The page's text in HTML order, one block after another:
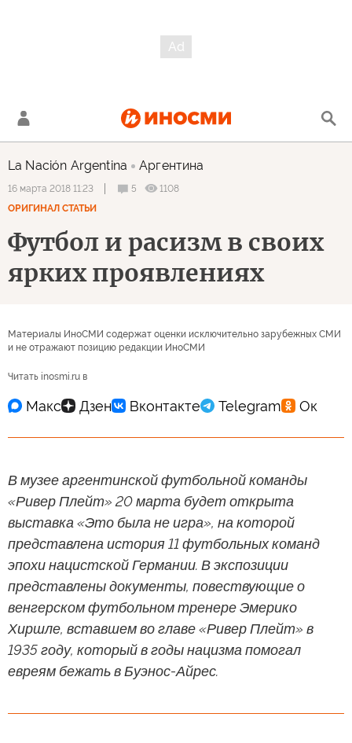
La Nación Argentina Аргентина
16 марта 2018 11:23 5
1108
ОРИГИНАЛ СТАТЬИ
Футбол и расизм в своих
ярких проявлениях
Материалы ИноСМИ содержат оценки исключительно зарубежных СМИ
и не отражают позицию редакции ИноСМИ
Читать inosmi.ru в
В музее аргентинской футбольной команды
«Ривер Плейт» 20 марта будет открыта
выставка «Это была не игра», на которой
представлена история 11 футбольных команд
эпохи нацистской Германии. В экспозиции
представлены документы, повествующие о
венгерском футбольном тренере Эмерико
Хиршле, вставшем во главе «Ривер Плейт» в
1935 году, который в годы нацизма помогал
евреям бежать в Буэнос-Айрес.